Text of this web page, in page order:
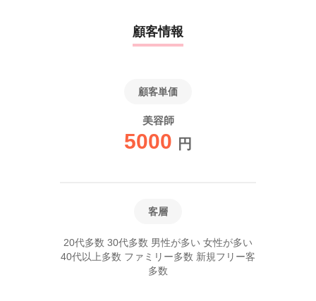
顧客情報
顧客単価
美容師
5000 円
客層
20代多数 30代多数 男性が多い 女性が多い
40代以上多数 ファミリー多数 新規フリー客
多数